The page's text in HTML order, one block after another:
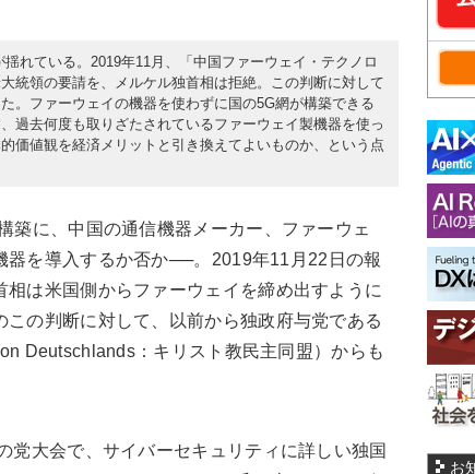
れている。2019年11月、「中国ファーウェイ・テクノロ
統領の要請を、メルケル独首相は拒絶。この判断に対して
。ファーウェイの機器を使わずに国の5G網が構築できる
過去何度も取りざたされているファーウェイ製機器を使っ
価値観を経済メリットと引き換えてよいものか、という点
に、中国の通信機器メーカー、ファーウェ
器を導入するか否か──。2019年11月22日の報
は米国側からファーウェイを締め出すように
の判断に対して、以前から独政府与党である
Deutschlands：キリスト教民主同盟）からも
大会で、サイバーセキュリティに詳しい独国
お